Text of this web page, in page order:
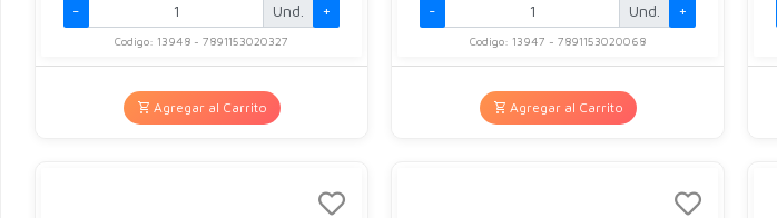
-
Und. +
Codigo: 13948 - 7891153020327
Agregar al Carrito
-
Und. +
Codigo: 13947 - 7891153020068
Agregar al Carrito